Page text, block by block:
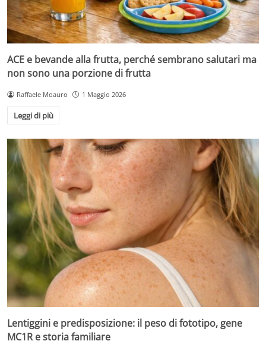
ACE e bevande alla frutta, perché sembrano salutari ma
non sono una porzione di frutta
Raffaele Moauro 1 Maggio 2026
Leggi di più
Lentiggini e predisposizione: il peso di fototipo, gene
MC1R e storia familiare